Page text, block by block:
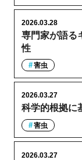
専門家が語る
性
2026.03.28
害虫
科学的根拠に
2026.03.27
害虫
2026.03.27